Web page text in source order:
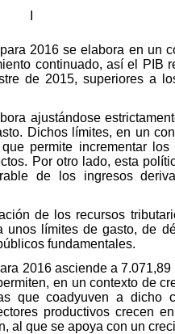
2016 se elabora en un
continuado, así el PIB
de 2015, superiores a
ajustándose
Dichos límites, en un
permite incrementar los
Por otro lado, esta
de los ingresos
de los recursos
límites de gasto, de
fundamentales.
2016 asciende a
en un contexto de
que coadyuven a dicho
productivos crecen
al que se apoya con un